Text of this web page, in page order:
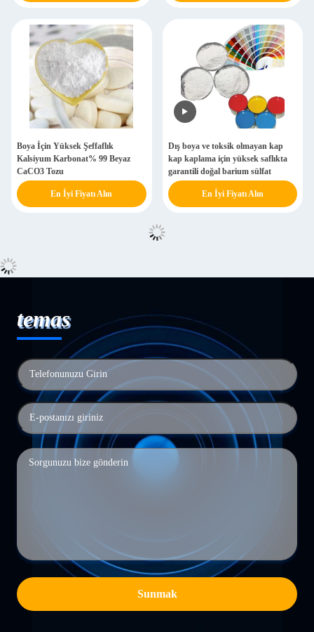
Boya İçin Yüksek Şeffaflık
Kalsiyum Karbonat% 99 Beyaz
CaCO3 Tozu
En İyi Fiyatı Alın
Dış boya ve toksik olmayan kap
kap kaplama için yüksek saflıkta
garantili doğal barium sülfat
En İyi Fiyatı Alın
temas
Sunmak